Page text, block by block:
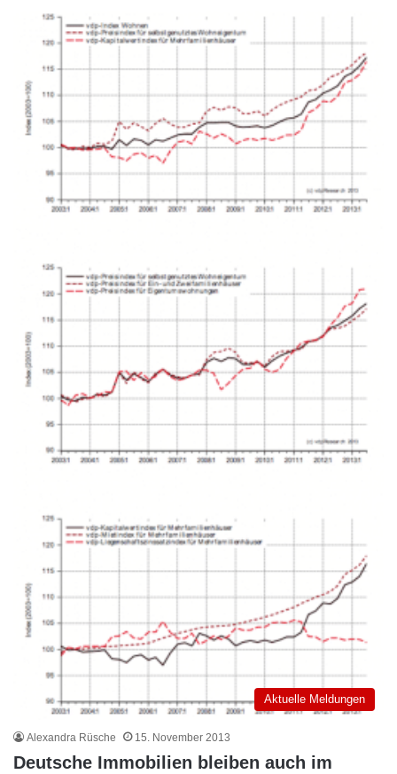
Aktuelle Meldungen
Alexandra Rüsche 15. November 2013
Deutsche Immobilien bleiben auch im